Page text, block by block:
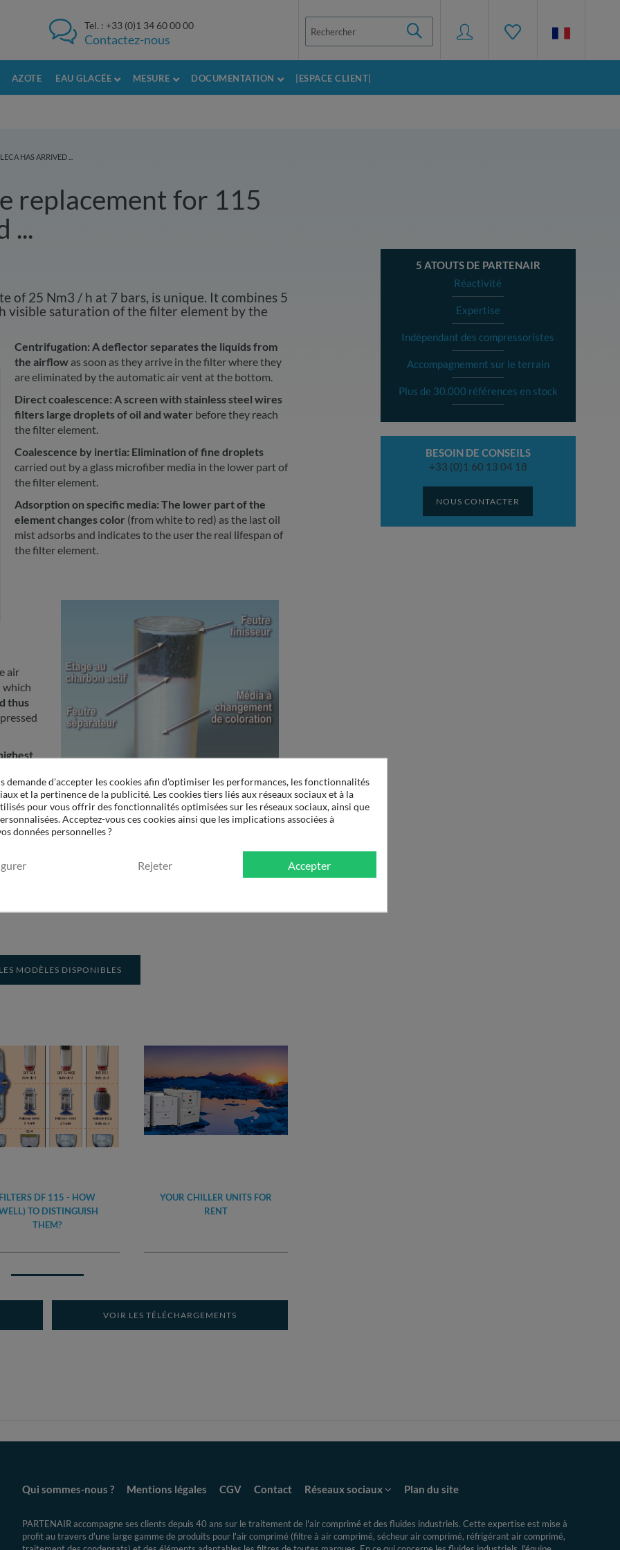
Tel. : +33 (0)1 34 60 00 00
Contactez-nous
AZOTE EAU GLACÉE MESURE DOCUMENTATION |ESPACE CLIENT|
HAS ARRIVED ...
replacement for 115
...
of 25 Nm3 / h at 7 bars, is unique. It combines 5
visible saturation of the filter element by the
Centrifugation: A deflector separates the liquids from
the airflowas soon as they arrive in the filter where they
are eliminated by the automatic air vent at the bottom.
Direct coalescence: A screen with stainless steel wires
filters large droplets of oil and water before they reach
the filter element.
Coalescence by inertia: Elimination of fine droplets
carried out by a glass microfiber media in the lower part of
the filter element.
Adsorption on specific media: The lower part of the
element changes color (from white to red) as the last oil
mist adsorbs and indicates to the user the real lifespan of
the filter element.
air
which
thus
filter
in
MODÈLES DISPONIBLES
FILTERS DF 115 - HOW
TO DISTINGUISH
THEM?
YOUR CHILLER UNITS FOR
RENT
VOIR LES TÉLÉCHARGEMENTS
5 ATOUTS DE PARTENAIR
Réactivité
Expertise
Indépendant des compressoristes
Accompagnement sur le terrain
Plus de 30.000 références en stock
BESOIN DE CONSEILS
+33 (0)1 60 13 04 18
NOUS CONTACTER
Qui sommes-nous ? Mentions légales CGV Contact Réseaux sociaux Plan du site
PARTENAIR accompagne ses clients depuis 40 ans sur le traitement de l'air comprimé et des fluides industriels. Cette expertiseest mise à
profit au travers d'une large gamme de produits pour l'air comprimé (filtre à air comprimé, sécheur air comprimé, réfrigérant air comprimé,
demande d'accepter les cookies afin d'optimiser les performances, les fonctionnalités
et la pertinence de la publicité. Les cookies tiers liés aux réseaux sociaux et à la
pour vous offrir des fonctionnalités optimisées sur les réseaux sociaux, ainsi que
Acceptez-vous ces cookies ainsi que les implications associées à
données personnelles ?
Rejeter Accepter